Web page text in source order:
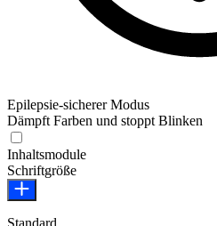
Epilepsie-sicherer Modus
Dämpft Farben und stoppt Blinken
Inhaltsmodule
Schriftgröße